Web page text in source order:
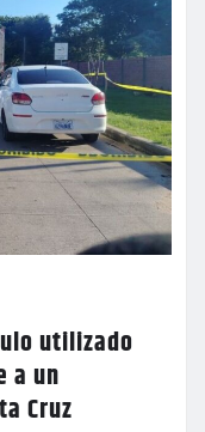
utilizado
a un
Cruz